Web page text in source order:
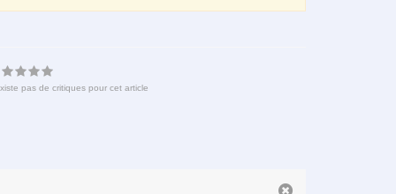
pas de critiques pour cet article